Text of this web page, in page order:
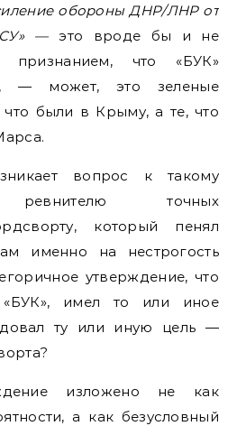
обороны ДНР/ЛНР от
—это вроде бы и не
признанием, что «БУК»
— может, это зеленые
были в Крыму, а те, что
вопрос к такому
ревнителю точных
который пенял
именно на нестрогость
утверждение, что
«БУК», имел то или иное
ту или иную цель —
изложено не как
а как безусловный